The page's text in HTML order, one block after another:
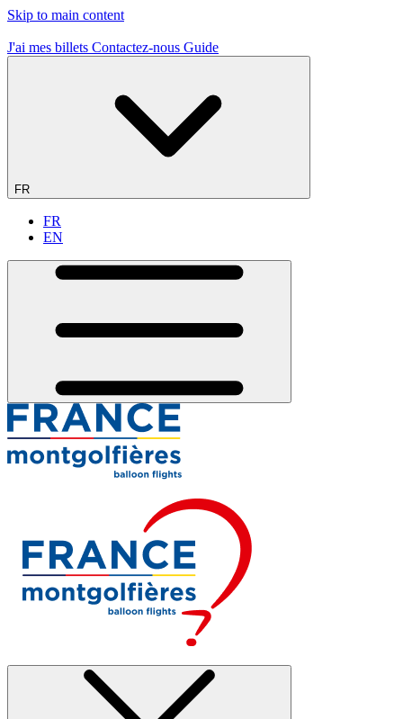
Skip to main content
J'ai mes billets Contactez-nous Guide
FR
FR
EN